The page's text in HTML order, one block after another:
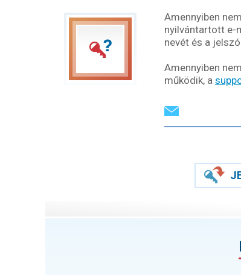
Amennyiben
nyilvántartott e-
nevét és a
Amennyiben
működik, a